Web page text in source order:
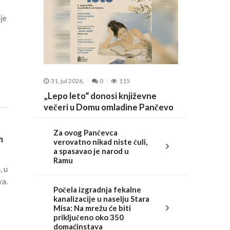
u
31. jul 2026. 0 115
„Lepo leto“ donosi književne
večeri u Domu omladine Pančevo
Za ovog Pančevca
verovatno nikad niste čuli,
a spasavao je narod u
Ramu
Počela izgradnja fekalne
kanalizacije u naselju Stara
Misa: Na mrežu će biti
priključeno oko 350
domaćinstava